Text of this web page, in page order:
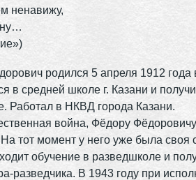
ненавижу,
родился 5 апреля 1912 года
в средней школе г. Казани и
Работал в НКВД города Казани.
война, Фёдору
На тот момент у него уже была своя
обучение в разведшколе и
разведчика. В 1943 году при